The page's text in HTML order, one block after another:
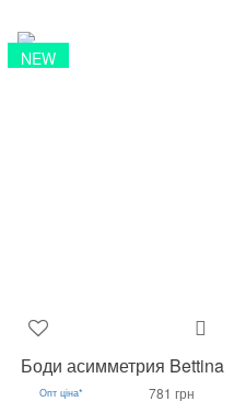
NEW
Боди асимметрия Bettina
Опт ціна* 781 грн